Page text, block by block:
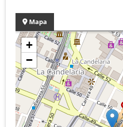
Mapa
+
−